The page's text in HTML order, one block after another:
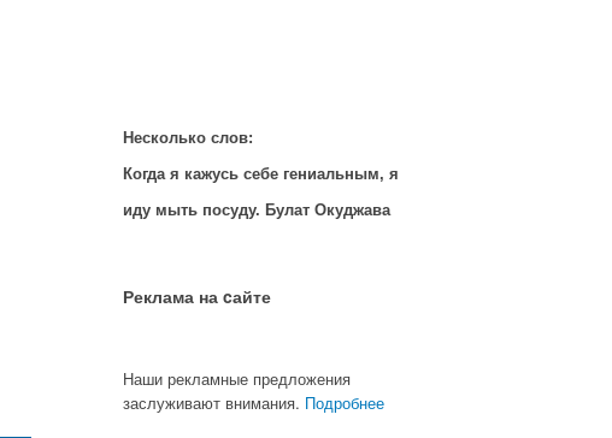
Несколько слов:
Когда я кажусь себе гениальным, я
иду мыть посуду. Булат Окуджава
Реклама на cайте
Наши рекламные предложения
заслуживают внимания. Подробнее